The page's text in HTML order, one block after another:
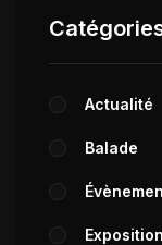
Actualité
Balade
Exposition